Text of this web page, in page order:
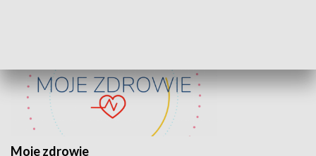
Moje zdrowie